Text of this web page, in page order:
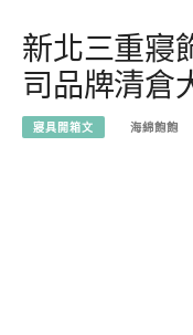
新北三重寢
司品牌清倉
寢具開箱文 海綿飽飽